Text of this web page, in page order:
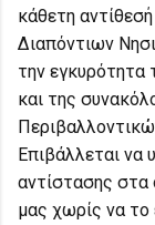
κάθετη
Διαπόντιων
την εγκυρότητα
και της
Επιβάλλεται να
αντίστασης στα
μας χωρίς να το